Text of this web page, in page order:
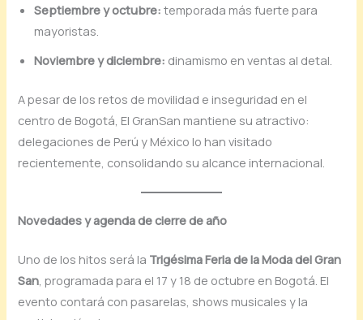
Septiembre y octubre: temporada más fuerte para
mayoristas.
Noviembre y diciembre: dinamismo en ventas al detal.
A pesar de los retos de movilidad e inseguridad en el
centro de Bogotá, El GranSan mantiene su atractivo:
delegaciones de Perú y México lo han visitado
recientemente, consolidando su alcance internacional.
Novedades y agenda de cierre de año
Uno de los hitos será la Trigésima Feria de la Moda del Gran
San, programada para el 17 y 18 de octubre en Bogotá. El
evento contará con pasarelas, shows musicales y la